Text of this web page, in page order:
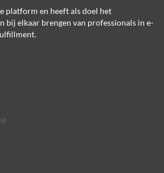
platform en heeft als doel het
bij elkaar brengen van professionals in e-